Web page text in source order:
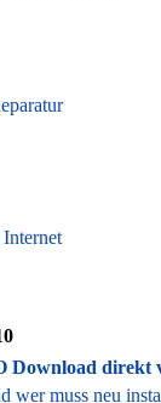
Download direkt
wer muss neu